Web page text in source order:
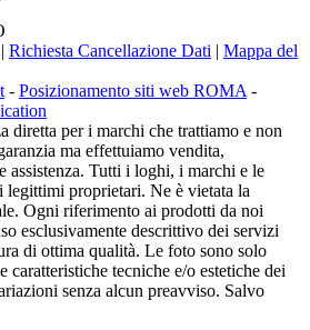
| Richiesta Cancellazione Dati | Mappa del
- Posizionamento siti web ROMA -
diretta per i marchi che trattiamo e non
ma effettuiamo vendita,
assistenza. Tutti i loghi, i marchi e le
legittimi proprietari. Ne è vietata la
Ogni riferimento ai prodotti da noi
esclusivamente descrittivo dei servizi
di ottima qualità. Le foto sono solo
caratteristiche tecniche e/o estetiche dei
senza alcun preavviso. Salvo